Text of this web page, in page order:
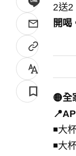
2送2
開喝
🟡全
◾大
◾大